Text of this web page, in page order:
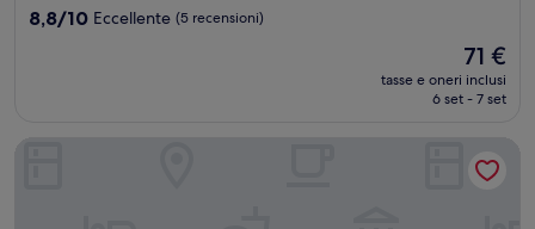
3.0
stelle
8.8
8,8/10 Eccellente (5 recensioni)
Il
prezzo
attuale
71 €
tasse e oneri inclusi
6 set - 7 set
Staycations Maldon Suites